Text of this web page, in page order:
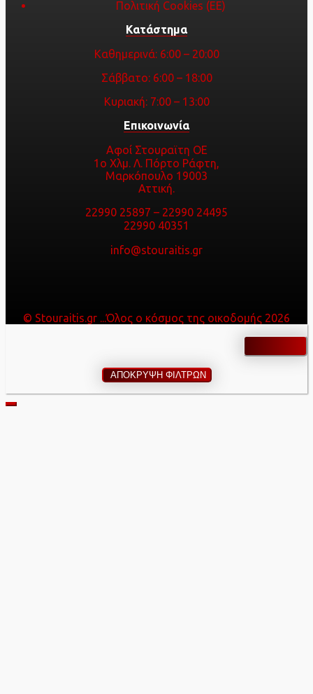
Πολιτική Cookies (ΕΕ)
Κατάστημα
Καθημερινά: 6:00 – 20:00
Σάββατο: 6:00 – 18:00
Κυριακή: 7:00 – 13:00
Επικοινωνία
Αφοί Στουραϊτη ΟΕ
1ο Χλμ. Λ. Πόρτο Ράφτη,
Μαρκόπουλο 19003
Αττική.
22990 25897 – 22990 24495
22990 40351
info@stouraitis.gr
© Stouraitis.gr ...Όλος ο κόσμος της οικοδομής 2026
ΑΠΟΚΡΥΨΗ ΦΙΛΤΡΩΝ